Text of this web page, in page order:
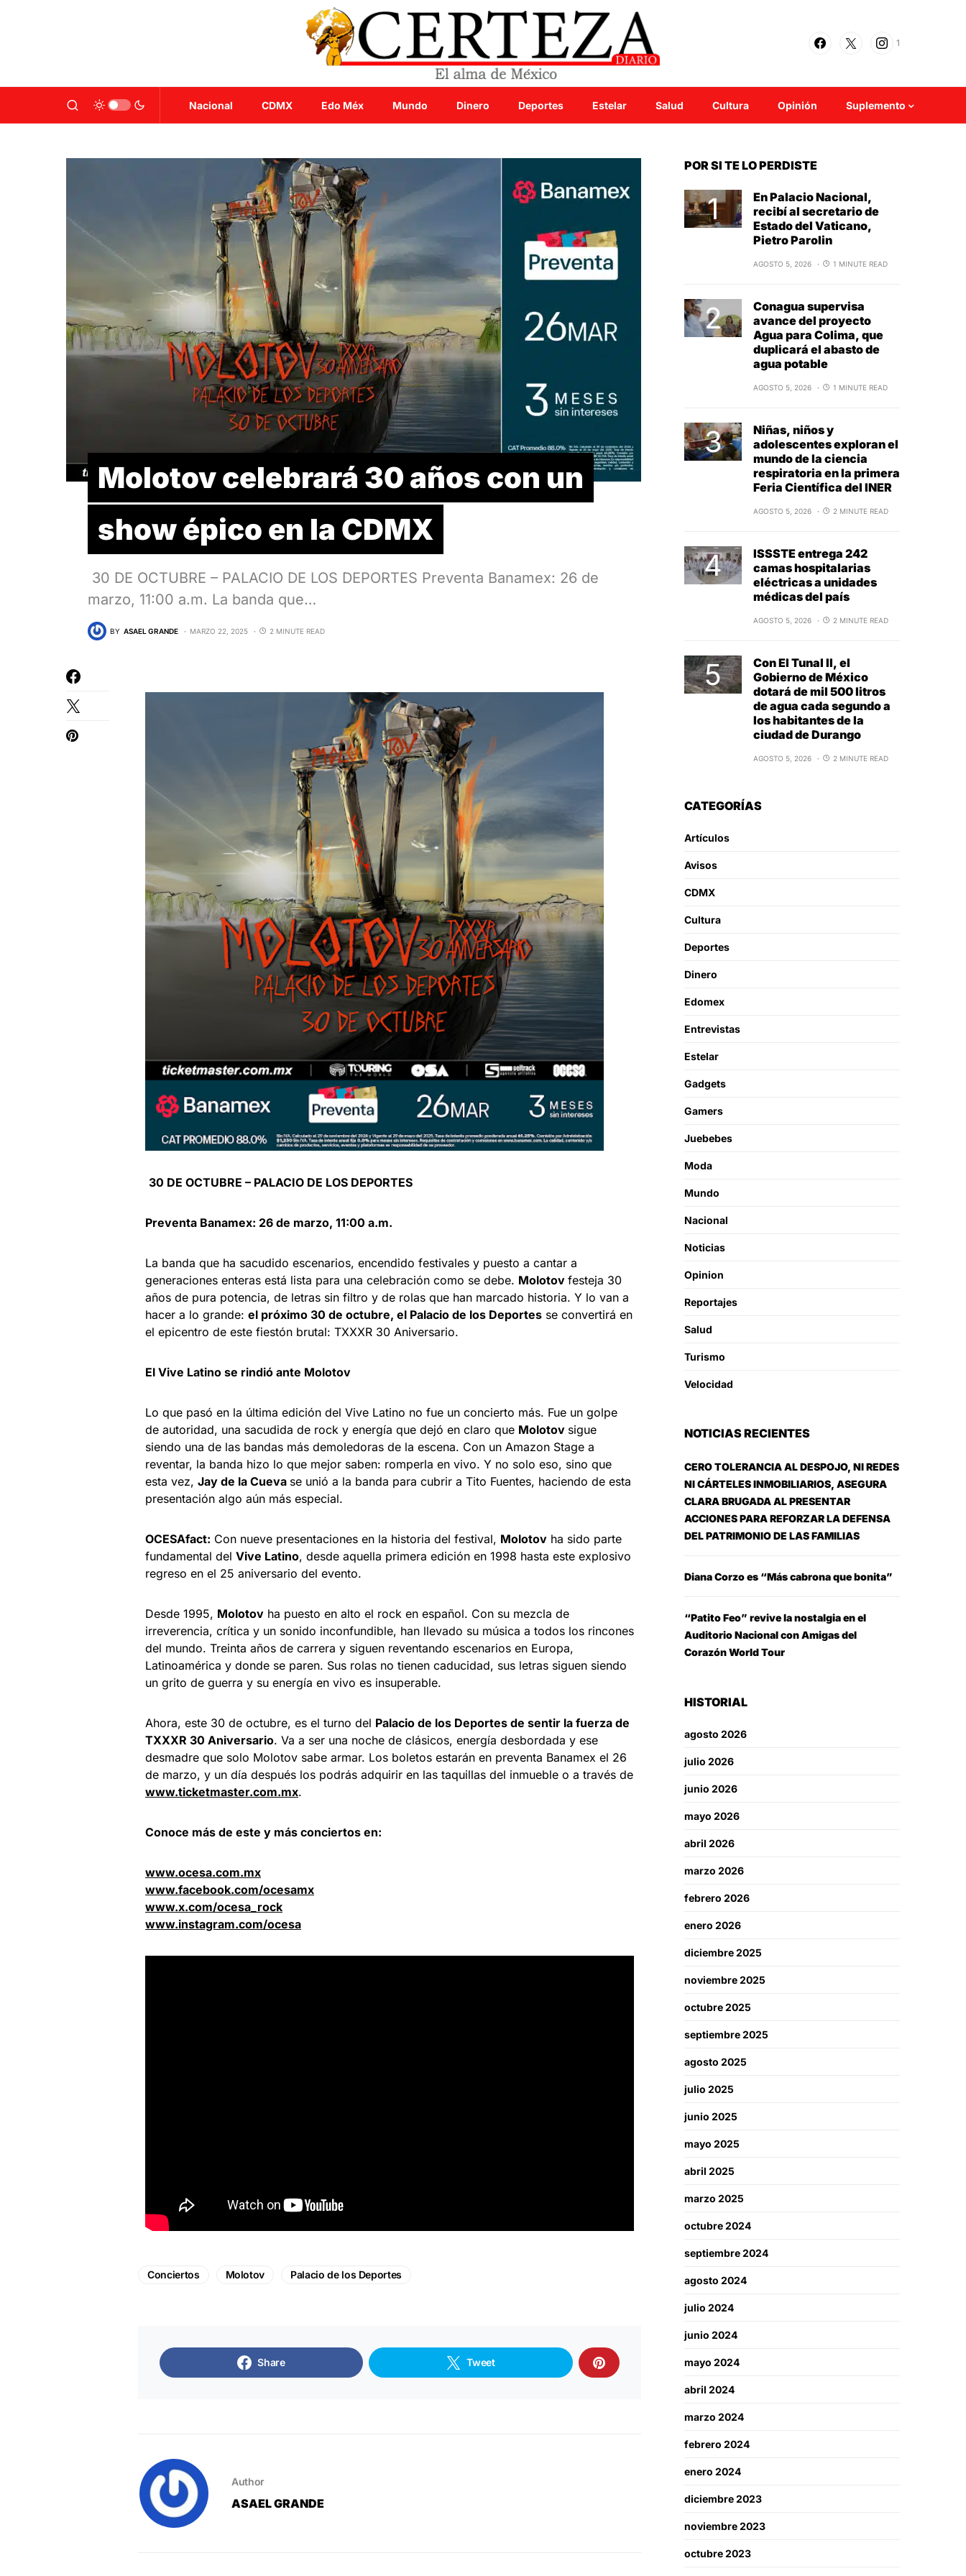
1
Nacional CDMX Edo Méx Mundo Dinero Deportes Estelar Salud Cultura Opinión Suplemento
Molotov celebrará 30 años con un
show épico en la CDMX
30 DE OCTUBRE – PALACIO DE LOS DEPORTES Preventa Banamex: 26 de
marzo, 11:00 a.m. La banda que…
BY ASAEL GRANDE MARZO 22, 2025 2 MINUTE READ
30 DE OCTUBRE – PALACIO DE LOS DEPORTES
Preventa Banamex: 26 de marzo, 11:00 a.m.
La banda que ha sacudido escenarios, encendido festivales y puesto a cantar a
generaciones enteras está lista para una celebración como se debe. Molotov festeja 30
años de pura potencia, de letras sin filtro y de rolas que han marcado historia. Y lo van a
hacer a lo grande: el próximo 30 de octubre, el Palacio de los Deportes se convertirá en
el epicentro de este fiestón brutal: TXXXR 30 Aniversario.
El Vive Latino se rindió ante Molotov
Lo que pasó en la última edición del Vive Latino no fue un concierto más. Fue un golpe
de autoridad, una sacudida de rock y energía que dejó en claro que Molotov sigue
siendo una de las bandas más demoledoras de la escena. Con un Amazon Stage a
reventar, la banda hizo lo que mejor saben: romperla en vivo. Y no solo eso, sino que
esta vez, Jay de la Cueva se unió a la banda para cubrir a Tito Fuentes, haciendo de esta
presentación algo aún más especial.
OCESAfact: Con nueve presentaciones en la historia del festival, Molotov ha sido parte
fundamental del Vive Latino, desde aquella primera edición en 1998 hasta este explosivo
regreso en el 25 aniversario del evento.
Desde 1995, Molotov ha puesto en alto el rock en español. Con su mezcla de
irreverencia, crítica y un sonido inconfundible, han llevado su música a todos los rincones
del mundo. Treinta años de carrera y siguen reventando escenarios en Europa,
Latinoamérica y donde se paren. Sus rolas no tienen caducidad, sus letras siguen siendo
un grito de guerra y su energía en vivo es insuperable.
Ahora, este 30 de octubre, es el turno del Palacio de los Deportes de sentir la fuerza de
TXXXR 30 Aniversario. Va a ser una noche de clásicos, energía desbordada y ese
desmadre que solo Molotov sabe armar. Los boletos estarán en preventa Banamex el 26
de marzo, y un día después los podrás adquirir en las taquillas del inmueble o a través de
www.ticketmaster.com.mx.
Conoce más de este y más conciertos en:
www.ocesa.com.mx
www.facebook.com/ocesamx
www.x.com/ocesa_rock
www.instagram.com/ocesa
Conciertos Molotov Palacio de los Deportes
Share Tweet
Author
ASAEL GRANDE
POR SI TE LO PERDISTE
En Palacio Nacional,
recibí al secretario de
Estado del Vaticano,
Pietro Parolin
AGOSTO 5, 2026 1 MINUTE READ
Conagua supervisa
avance del proyecto
Agua para Colima, que
duplicará el abasto de
agua potable
AGOSTO 5, 2026 1 MINUTE READ
Niñas, niños y
adolescentes exploran el
mundo de la ciencia
respiratoria en la primera
Feria Científica del INER
AGOSTO 5, 2026 2 MINUTE READ
ISSSTE entrega 242
camas hospitalarias
eléctricas a unidades
médicas del país
AGOSTO 5, 2026 2 MINUTE READ
Con El Tunal II, el
Gobierno de México
dotará de mil 500 litros
de agua cada segundo a
los habitantes de la
ciudad de Durango
AGOSTO 5, 2026 2 MINUTE READ
CATEGORÍAS
Artículos
Avisos
CDMX
Cultura
Deportes
Dinero
Edomex
Entrevistas
Estelar
Gadgets
Gamers
Juebebes
Moda
Mundo
Nacional
Noticias
Opinion
Reportajes
Salud
Turismo
Velocidad
NOTICIAS RECIENTES
CERO TOLERANCIA AL DESPOJO, NI REDES
NI CÁRTELES INMOBILIARIOS, ASEGURA
CLARA BRUGADA AL PRESENTAR
ACCIONES PARA REFORZAR LA DEFENSA
DEL PATRIMONIO DE LAS FAMILIAS
Diana Corzo es “Más cabrona que bonita”
“Patito Feo” revive la nostalgia en el
Auditorio Nacional con Amigas del
Corazón World Tour
HISTORIAL
agosto 2026
julio 2026
junio 2026
mayo 2026
abril 2026
marzo 2026
febrero 2026
enero 2026
diciembre 2025
noviembre 2025
octubre 2025
septiembre 2025
agosto 2025
julio 2025
junio 2025
mayo 2025
abril 2025
marzo 2025
octubre 2024
septiembre 2024
agosto 2024
julio 2024
junio 2024
mayo 2024
abril 2024
marzo 2024
febrero 2024
enero 2024
diciembre 2023
noviembre 2023
octubre 2023